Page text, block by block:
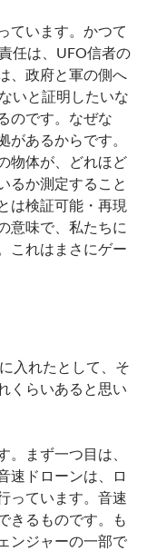
ています。かつて
任は、UFO信者の
、政府と軍の側へ
いと証明したいな
のです。なぜな
があるからです。
物体が、どれほど
るか測定すること
は検証可能・再現
意味で、私たちに
これはまさにゲー
入れたとして、そ
くらいあると思い
まず一つ目は、
速ドローンは、ロ
っています。音速
きるものです。も
ンジャーの一部で